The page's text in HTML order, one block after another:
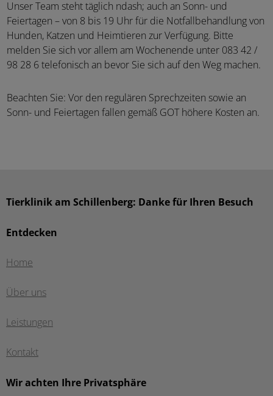
Unser Team steht täglich ndash; auch an Sonn- und
Feiertagen – von 8 bis 19 Uhr für die Notfallbehandlung von
Hunden, Katzen und Heimtieren zur Verfügung. Bitte
melden Sie sich vor allem am Wochenende unter 083 42 /
98 28 6 telefonisch an bevor Sie sich auf den Weg machen.
Beachten Sie: Vor den regulären Sprechzeiten sowie an
Sonn- und Feiertagen fallen gemäß GOT höhere Kosten an.
Entdecken
Home
Über uns
Leistungen
Kontakt
Wir achten Ihre Privatsphäre
Tierklinik am Schillenberg: Danke für Ihren Besuch